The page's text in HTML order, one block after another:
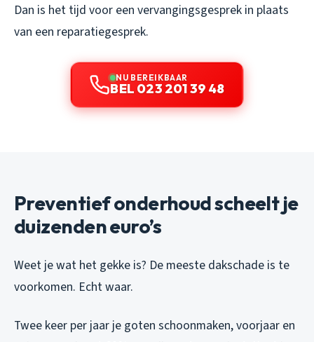
Dan is het tijd voor een vervangingsgesprek in plaats
van een reparatiegesprek.
NU BEREIKBAAR
BEL 023 201 39 48
Preventief onderhoud scheelt je
duizenden euro’s
Weet je wat het gekke is? De meeste dakschade is te
voorkomen. Echt waar.
Twee keer per jaar je goten schoonmaken, voorjaar en